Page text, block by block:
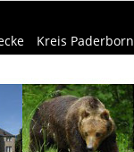
Kreis Paderborn